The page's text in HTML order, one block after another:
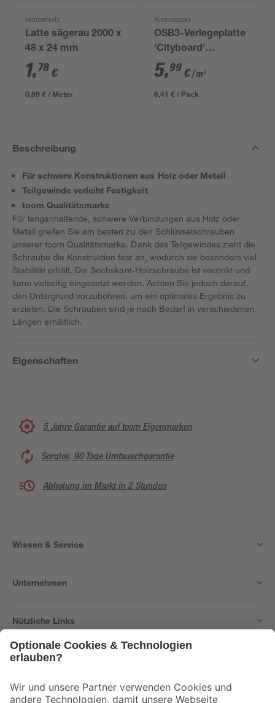
binderholz
Latte sägerau 2000 x
48 x 24 mm
1,78 €
0,89 € / Meter
Kronospan
OSB3-Verlegeplatte
'Cityboard'
ungeschliffen 1690 x
634 x 12 mm
5,99 €/ m²
6,41 € / Pack
Beschreibung
Für schwere Konstruktionen aus Holz oder Metall
Teilgewinde verleiht Festigkeit
toom Qualitätsmarke
Für langanhaltende, schwere Verbindungen aus Holz oder
Metall greifen Sie am besten zu den Schlüsselschrauben
unserer toom Qualitätsmarke. Dank des Teilgewindes zieht die
Schraube die Konstruktion fest an, wodurch sie besonders viel
Stabilität erhält. Die Sechskant-Holzschraube ist verzinkt und
kann vielseitig eingesetzt werden. Achten Sie jedoch darauf,
den Untergrund vorzubohren, um ein optimales Ergebnis zu
erzielen. Die Schrauben sind je nach Bedarf in verschiedenen
Längen erhältlich.
Eigenschaften
5 Jahre Garantie auf toom Eigenmarken
Sorglos, 90 Tage Umtauschgarantie
Abholung im Markt in 2 Stunden
Wissen & Service
Unternehmen
Nützliche Links
Der toom Newsletter: Keine Angebote und Aktionen mehr verpassen!